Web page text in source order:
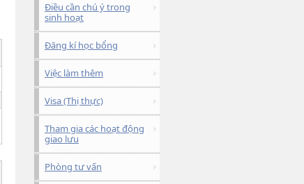
Điều cần chú ý trong
sinh hoạt
Đăng kí học bổng
Việc làm thêm
Visa (Thị thực)
Tham gia các hoạt động
giao lưu
Phòng tư vấn